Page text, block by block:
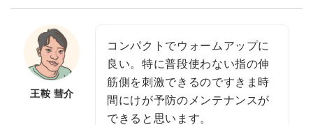
王鞍 彗介
コンパクトでウォームアップに
良い。特に普段使わない指の伸
筋側を刺激できるのですきま時
間にけが予防のメンテナンスが
できると思います。